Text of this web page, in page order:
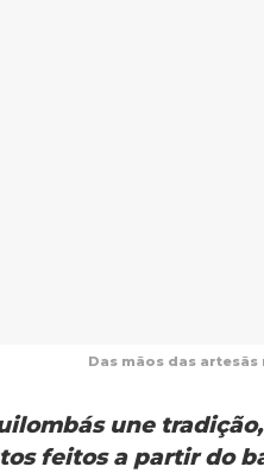
Das mãos das
une
feitos a partir do